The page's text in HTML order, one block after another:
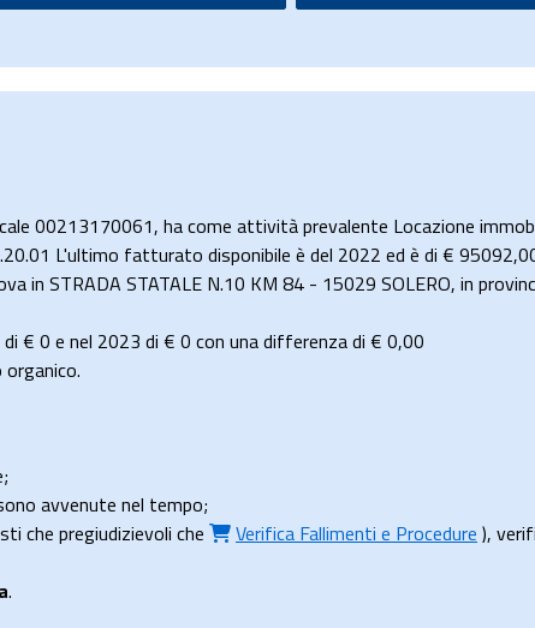
00213170061, ha come attività prevalente Locazione
L'ultimo fatturato disponibile è del 2022 ed è di €
in STRADA STATALE N.10 KM 84 - 15029 SOLERO, in
€ 0 e nel 2023 di € 0 con una differenza di € 0,00
avvenute nel tempo;
che pregiudizievoli che Verifica Fallimenti e Procedure ),
.